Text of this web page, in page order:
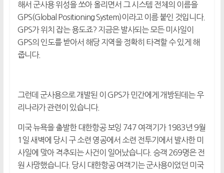
해서 군사용 위성을 쏘아 올리면서 그 시스템 전체의 이름을
GPS(Global Positioning System)이라고 이름 붙인 것입니다.
GPS가 위치 잡는 용도죠? 지금은 발사되는 모든 미사일이
GPS의 인도를 받아서 해당 지역을 정확히 타격할 수 있게 해
줍니다.
그런데 군사용으로 개발된 이 GPS가 민간에게 개방된데는 우
리나라가 관련이 있습니다.
미국 뉴욕을 출발한 대한항공 보잉 747 여객기가 1983년 9월
1일 새벽에 당시 구 소련 영공에서 소련 전투기에서 발사한 미
사일에 맞아 격추되는 사건이 일어났습니다. 승객 269명은 전
원 사망했습니다. 당시 대한항공 여객기는 군사용이었던 미국